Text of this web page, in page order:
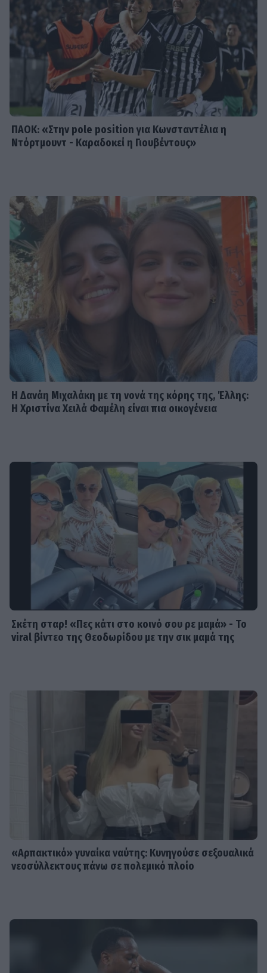
SHOWBIZ
Με μπικίνι στη Μύκονο η Δέσποινα
Μοιραράκη
ΠΑΟΚ: «Στην pole position για Κωνσταντέλια η
Ντόρτμουντ - Καραδοκεί η Γιουβέντους»
Η Δανάη Μιχαλάκη με τη νονά της κόρης της, Έλλης:
Η Χριστίνα Χειλά Φαμέλη είναι πια οικογένεια
Σκέτη σταρ! «Πες κάτι στο κοινό σου ρε μαμά» - Το
viral βίντεο της Θεοδωρίδου με την σικ μαμά της
«Αρπακτικό» γυναίκα ναύτης: Κυνηγούσε σεξουαλικά
νεοσύλλεκτους πάνω σε πολεμικό πλοίο